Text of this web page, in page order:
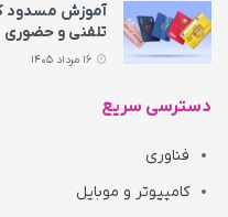
آموزش مسدود
تلفنی و حضوری
دسترسی سریع
فناوری
کامپیوتر و موبایل